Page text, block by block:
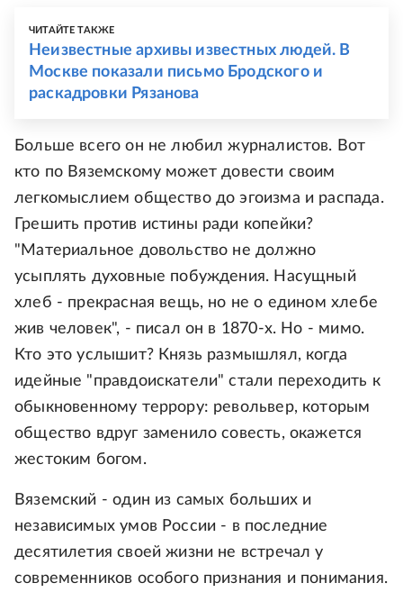
ЧИТАЙТЕ ТАКЖЕ
Неизвестные архивы известных людей. В
Москве показали письмо Бродского и
раскадровки Рязанова
Больше всего он не любил журналистов. Вот
кто по Вяземскому может довести своим
легкомыслием общество до эгоизма и распада.
Грешить против истины ради копейки?
"Материальное довольство не должно
усыплять духовные побуждения. Насущный
хлеб - прекрасная вещь, но не о едином хлебе
жив человек", - писал он в 1870-х. Но - мимо.
Кто это услышит? Князь размышлял, когда
идейные "правдоискатели" стали переходить к
обыкновенному террору: револьвер, которым
общество вдруг заменило совесть, окажется
жестоким богом.
Вяземский - один из самых больших и
независимых умов России - в последние
десятилетия своей жизни не встречал у
современников особого признания и понимания.